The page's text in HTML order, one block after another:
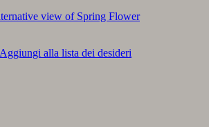
Aggiungi alla lista dei desideri